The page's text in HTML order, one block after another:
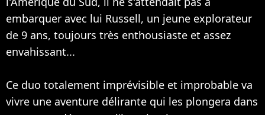
embarquer avec lui Russell, un jeune explorateur
de 9 ans, toujours très enthousiaste et assez
envahissant...
Ce duo totalement imprévisible et improbable va
vivre une aventure délirante qui les plongera dans